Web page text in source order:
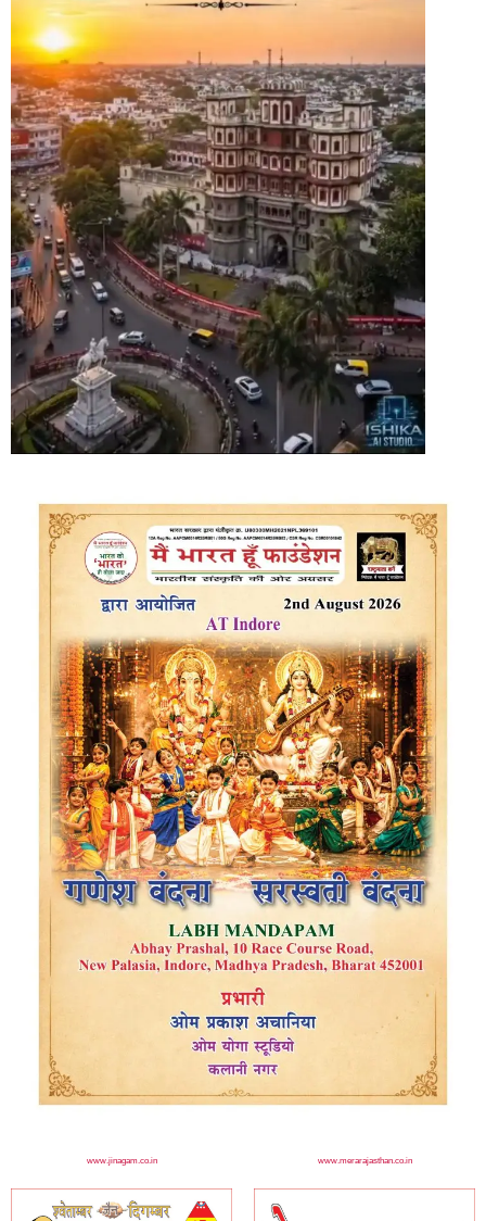
www.jinagam.co.in www.merarajasthan.co.in